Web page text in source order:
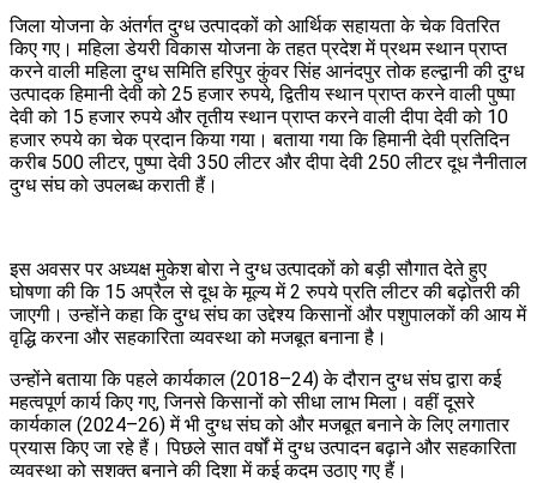
जिला योजना के अंतर्गत दुग्ध उत्पादकों को आर्थिक सहायता के चेक वितरित
किए गए। महिला डेयरी विकास योजना के तहत प्रदेश में प्रथम स्थान प्राप्त
करने वाली महिला दुग्ध समिति हरिपुर कुंवर सिंह आनंदपुर तोक हल्द्वानी की दुग्ध
उत्पादक हिमानी देवी को 25 हजार रुपये, द्वितीय स्थान प्राप्त करने वाली पुष्पा
देवी को 15 हजार रुपये और तृतीय स्थान प्राप्त करने वाली दीपा देवी को 10
हजार रुपये का चेक प्रदान किया गया। बताया गया कि हिमानी देवी प्रतिदिन
करीब 500 लीटर, पुष्पा देवी 350 लीटर और दीपा देवी 250 लीटर दूध नैनीताल
दुग्ध संघ को उपलब्ध कराती हैं।
इस अवसर पर अध्यक्ष मुकेश बोरा ने दुग्ध उत्पादकों को बड़ी सौगात देते हुए
घोषणा की कि 15 अप्रैल से दूध के मूल्य में 2 रुपये प्रति लीटर की बढ़ोतरी की
जाएगी। उन्होंने कहा कि दुग्ध संघ का उद्देश्य किसानों और पशुपालकों की आय में
वृद्धि करना और सहकारिता व्यवस्था को मजबूत बनाना है।
उन्होंने बताया कि पहले कार्यकाल (2018–24) के दौरान दुग्ध संघ द्वारा कई
महत्वपूर्ण कार्य किए गए, जिनसे किसानों को सीधा लाभ मिला। वहीं दूसरे
कार्यकाल (2024–26) में भी दुग्ध संघ को और मजबूत बनाने के लिए लगातार
प्रयास किए जा रहे हैं। पिछले सात वर्षों में दुग्ध उत्पादन बढ़ाने और सहकारिता
व्यवस्था को सशक्त बनाने की दिशा में कई कदम उठाए गए हैं।